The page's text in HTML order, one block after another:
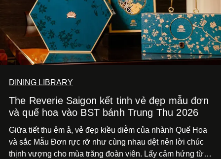
DINING LIBRARY
The Reverie Saigon kết tinh vẻ đẹp mẫu đơn
và quế hoa vào BST bánh Trung Thu 2026
Giữa tiết thu êm ả, vẻ đẹp kiều diễm của nhành Quế Hoa
và sắc Mẫu Đơn rực rỡ như cùng nhau dệt nên lời chúc
thịnh vượng cho mùa trăng đoàn viên. Lấy cảm hứng từ